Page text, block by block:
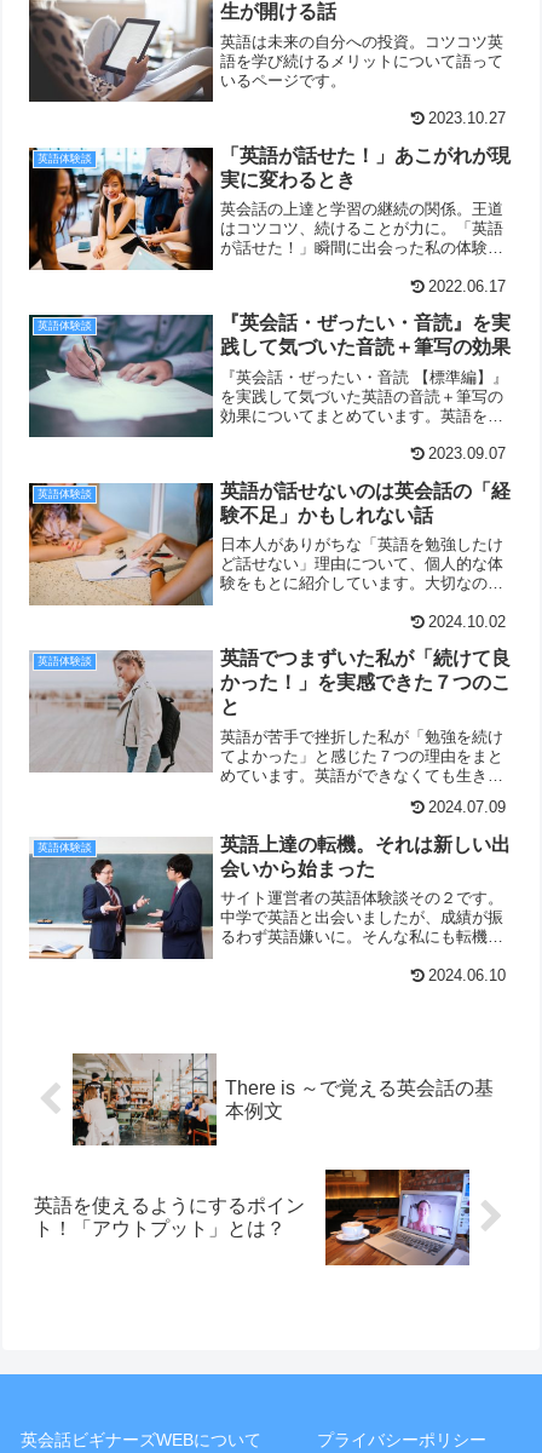
生が開ける話
英語は未来の自分への投資。コツコツ英
語を学び続けるメリットについて語って
いるページです。
2023.10.27
英語体験談
「英語が話せた！」あこがれが現
実に変わるとき
英会話の上達と学習の継続の関係。王道
はコツコツ、続けることが力に。「英語
が話せた！」瞬間に出会った私の体験談
2022.06.17
英語体験談
『英会話・ぜったい・音読』を実
践して気づいた音読＋筆写の効果
『英会話・ぜったい・音読 【標準編】』
を実践して気づいた英語の音読＋筆写の
効果についてまとめています。英語を着
の組み合わせがおすすめです。2023.09.07
英語体験談
英語が話せないのは英会話の「経
験不足」かもしれない話
日本人がありがちな「英語を勉強したけ
ど話せない」理由について、個人的な体
験をもとに紹介しています。大切なのは
2024.10.02
英語体験談
英語でつまずいた私が「続けて良
かった！」を実感できた７つのこ
と
英語が苦手で挫折した私が「勉強を続け
てよかった」と感じた７つの理由をまと
めています。英語ができなくても生きて
っと人生が楽しくなります。 2024.07.09
英語体験談
英語上達の転機。それは新しい出
会いから始まった
サイト運営者の英語体験談その２です。
中学で英語と出会いましたが、成績が振
るわず英語嫌いに。そんな私にも転機が
2024.06.10
There is ～で覚える英会話の基
本例文
英語を使えるようにするポイン
ト！「アウトプット」とは？
英会話ビギナーズWEBについて プライバシーポリシー